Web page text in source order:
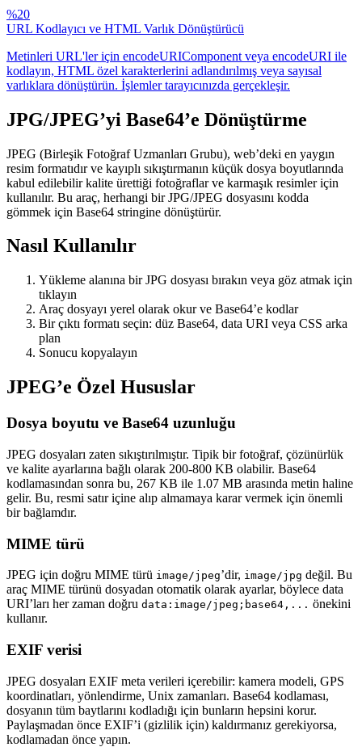
%20
URL Kodlayıcı ve HTML Varlık Dönüştürücü
Metinleri URL'ler için encodeURIComponent veya encodeURI ile
kodlayın, HTML özel karakterlerini adlandırılmış veya sayısal
varlıklara dönüştürün. İşlemler tarayıcınızda gerçekleşir.
JPG/JPEG’yi Base64’e Dönüştürme
JPEG (Birleşik Fotoğraf Uzmanları Grubu), web’deki en yaygın
resim formatıdır ve kayıplı sıkıştırmanın küçük dosya boyutlarında
kabul edilebilir kalite ürettiği fotoğraflar ve karmaşık resimler için
kullanılır. Bu araç, herhangi bir JPG/JPEG dosyasını kodda
gömmek için Base64 stringine dönüştürür.
Nasıl Kullanılır
Yükleme alanına bir JPG dosyası bırakın veya göz atmak için
tıklayın
Araç dosyayı yerel olarak okur ve Base64’e kodlar
Bir çıktı formatı seçin: düz Base64, data URI veya CSS arka
plan
Sonucu kopyalayın
JPEG’e Özel Hususlar
Dosya boyutu ve Base64 uzunluğu
JPEG dosyaları zaten sıkıştırılmıştır. Tipik bir fotoğraf, çözünürlük
ve kalite ayarlarına bağlı olarak 200-800 KB olabilir. Base64
kodlamasından sonra bu, 267 KB ile 1.07 MB arasında metin haline
gelir. Bu, resmi satır içine alıp almamaya karar vermek için önemli
bir bağlamdır.
MIME türü
JPEG için doğru MIME türü image/jpeg’dir, image/jpg değil. Bu
araç MIME türünü dosyadan otomatik olarak ayarlar, böylece data
URI’ları her zaman doğru data:image/jpeg;base64,... önekini
kullanır.
EXIF verisi
JPEG dosyaları EXIF meta verileri içerebilir: kamera modeli, GPS
koordinatları, yönlendirme, Unix zamanları. Base64 kodlaması,
dosyanın tüm baytlarını kodladığı için bunların hepsini korur.
Paylaşmadan önce EXIF’i (gizlilik için) kaldırmanız gerekiyorsa,
kodlamadan önce yapın.